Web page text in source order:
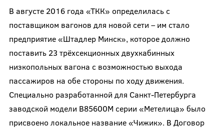
В августе 2016 года «ТКК» определилась с
поставщиком вагонов для новой сети – им стало
предприятие «Штадлер Минск», которое должно
поставить 23 трёхсекционных двухкабинных
низкопольных вагона с возможностью выхода
пассажиров на обе стороны по ходу движения.
Специально разработанной для Санкт-Петербурга
заводской модели В85600М серии «Метелица» было
присвоено локальное название «Чижик». В Договор